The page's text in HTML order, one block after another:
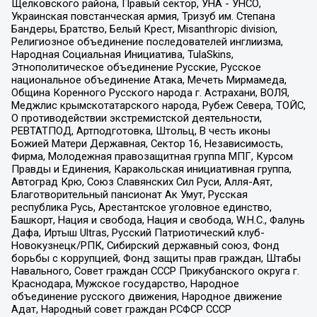
Щелковского района, Правый сектор, УНА - УНСО,
Украинская повстанческая армия, Тризуб им. Степана
Бандеры, Братство, Белый Крест, Misanthropic division,
Религиозное объединение последователей инглиизма,
Народная Социальная Инициатива, TulaSkins,
Этнополитическое объединение Русские, Русское
национальное объединение Атака, Мечеть Мирмамеда,
Община Коренного Русского народа г. Астрахани, ВОЛЯ,
Меджлис крымскотатарского народа, Рубеж Севера, ТОЙС,
О противодействии экстремистской деятельности,
РЕВТАТПОД, Артподготовка, Штольц, В честь иконы
Божией Матери Державная, Сектор 16, Независимость,
Фирма, Молодежная правозащитная группа МПГ, Курсом
Правды и Единения, Каракольская инициативная группа,
Автоград Крю, Союз Славянских Сил Руси, Алля-Аят,
Благотворительный пансионат Ак Умут, Русская
республика Русь, Арестантское уголовное единство,
Башкорт, Нация и свобода, Нация и свобода, W.H.С., Фалунь
Дафа, Иртыш Ultras, Русский Патриотический клуб-
Новокузнецк/РПК, Сибирский державный союз, Фонд
борьбы с коррупцией, Фонд защиты прав граждан, Штабы
Навального, Совет граждан СССР Прикубанского округа г.
Краснодара, Мужское государство, Народное
объединение русского движения, Народное движение
Адат, Народный совет граждан РСФСР СССР